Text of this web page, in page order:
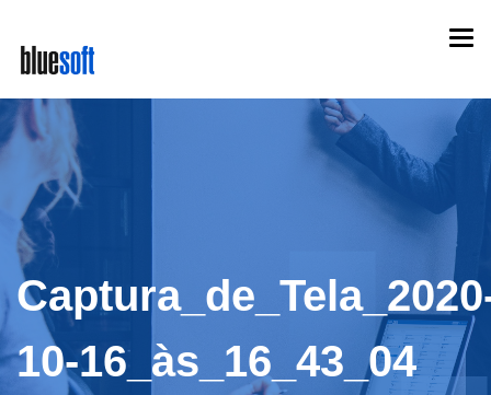
main
content
10-16_às_16_43_04